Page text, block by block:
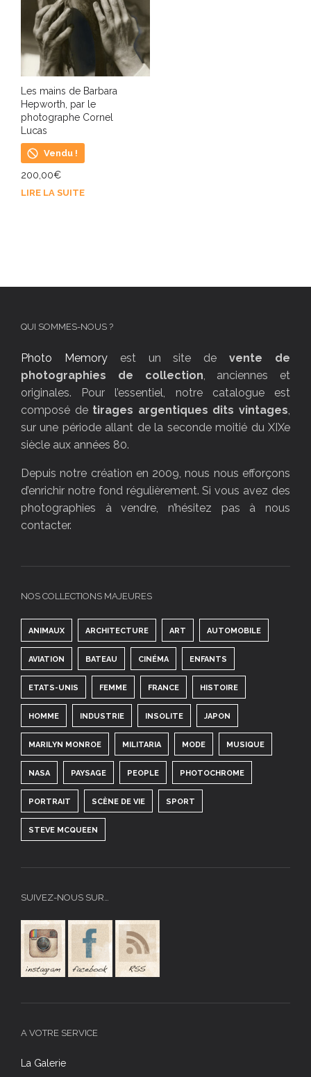
Les mains de Barbara
Hepworth, par le
photographe Cornel
Lucas
Vendu !
200,00€
LIRE LA SUITE
QUI SOMMES-NOUS ?
Photo Memoryest un site devente de
photographies de collection , anciennes et
originales. Pour l’essentiel, notre catalogue est
composé de tirages argentiques dits vintages
sur une période allant de la seconde moitié du XIXe
siècle aux années 80.
Depuis notre création en 2009, nous nous efforçons
d’enrichir notre fond régulièrement. Si vous avez des
photographies à vendre, n’hésitez pas à nous
contacter.
NOS COLLECTIONS MAJEURES
ANIMAUX ARCHITECTURE ART AUTOMOBILE
AVIATION BATEAU CINÉMA ENFANTS
ETATS-UNIS FEMME FRANCE HISTOIRE
HOMME INDUSTRIE INSOLITE JAPON
MARILYN MONROE MILITARIA MODE MUSIQUE
NASA PAYSAGE PEOPLE PHOTOCHROME
PORTRAIT SCÈNE DE VIE SPORT
STEVE MCQUEEN
SUIVEZ-NOUS SUR…
A VOTRE SERVICE
La Galerie